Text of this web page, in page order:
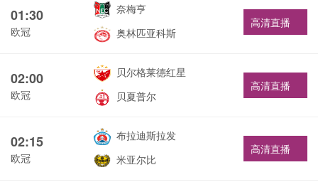
01:30
欧冠
奈梅亨
奥林匹亚科斯
高清直播
02:00
欧冠
贝尔格莱德红星
贝夏普尔
高清直播
02:15
欧冠
布拉迪斯拉发
米亚尔比
高清直播